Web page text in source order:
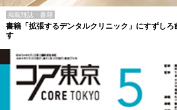
掲載雑誌・書籍
書籍「拡張するデンタルクリニック」にすずしろ
す